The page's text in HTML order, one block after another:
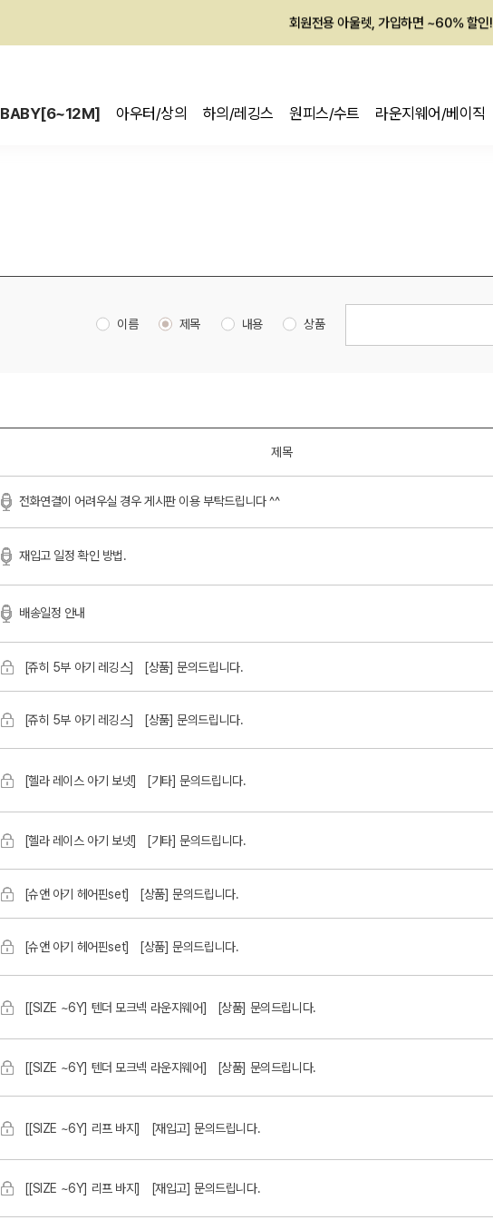
회원전용 아울렛, 가입하면 ~60% 할인!
BABY[6~12M] 아우터/상의 하의/레깅스 원피스/수트 라운지웨어/베이직
이름 제목 내용 상품
제목
전화연결이 어려우실 경우 게시판 이용 부탁드립니다 ^^
재입고 일정 확인 방법.
배송일정 안내
[쥬히 5부 아기 레깅스] [상품] 문의드립니다.
[쥬히 5부 아기 레깅스] [상품] 문의드립니다.
[헬라 레이스 아기 보넷] [기타] 문의드립니다.
[헬라 레이스 아기 보넷] [기타] 문의드립니다.
[슈앤 아기 헤어핀set] [상품] 문의드립니다.
[슈앤 아기 헤어핀set] [상품] 문의드립니다.
[[SIZE ~6Y] 텐더 모크넥 라운지웨어] [상품] 문의드립니다.
[[SIZE ~6Y] 텐더 모크넥 라운지웨어] [상품] 문의드립니다.
[[SIZE ~6Y] 리프 바지] [재입고] 문의드립니다.
[[SIZE ~6Y] 리프 바지] [재입고] 문의드립니다.